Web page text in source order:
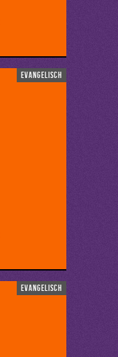
evangelisch
evangelisch